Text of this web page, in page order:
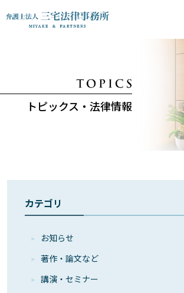
トピックス・法律情報
カテゴリ
お知らせ
著作・論⽂など
講演・セミナー